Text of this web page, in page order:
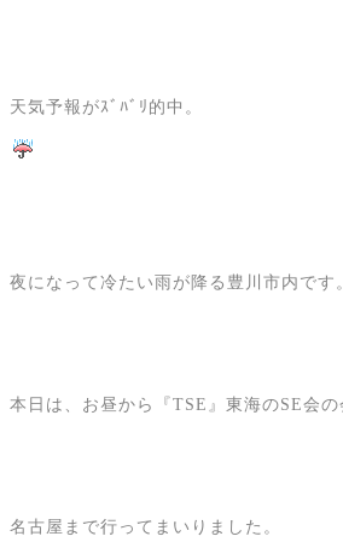
天気予報がｽﾞﾊﾞﾘ的中。
夜になって冷たい雨が降る豊川市内です。
本日は、お昼から『TSE』東海のSE会の
名古屋まで行ってまいりました。